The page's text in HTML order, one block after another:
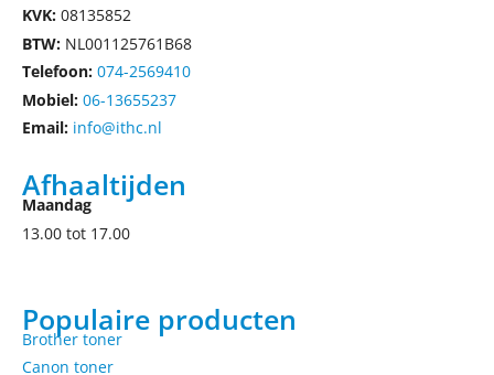
KVK: 08135852
BTW: NL001125761B68
Telefoon: 074-2569410
Mobiel: 06-13655237
Email: info@ithc.nl
Afhaaltijden
Maandag
13.00 tot 17.00
Populaire producten
Brother toner
Canon toner